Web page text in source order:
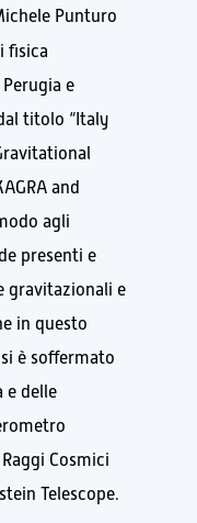
Punturo
fisica
e
titolo “Italy
and
agli
presenti e
gravitazionali e
in questo
è soffermato
e delle
Cosmici
Telescope.